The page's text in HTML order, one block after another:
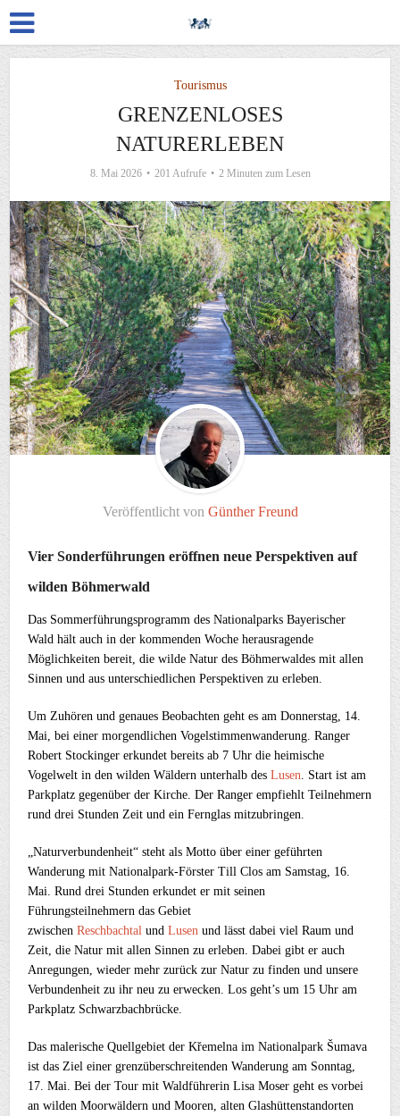
Tourismus
GRENZENLOSES
NATURERLEBEN
8. Mai 2026 201 Aufrufe 2 Minuten zum Lesen
Veröffentlicht von Günther Freund
Vier Sonderführungen eröffnen neue Perspektiven auf
wilden Böhmerwald
Das Sommerführungsprogramm des Nationalparks Bayerischer
Wald hält auch in der kommenden Woche herausragende
Möglichkeiten bereit, die wilde Natur des Böhmerwaldes mit allen
Sinnen und aus unterschiedlichen Perspektiven zu erleben.
Um Zuhören und genaues Beobachten geht es am Donnerstag, 14.
Mai, bei einer morgendlichen Vogelstimmenwanderung. Ranger
Robert Stockinger erkundet bereits ab 7 Uhr die heimische
Vogelwelt in den wilden Wäldern unterhalb desLusen. Start ist am
Parkplatz gegenüber der Kirche. Der Ranger empfiehlt Teilnehmern
rund drei Stunden Zeit und ein Fernglas mitzubringen.
„Naturverbundenheit“ steht als Motto über einer geführten
Wanderung mit Nationalpark-Förster Till Clos am Samstag, 16.
Mai. Rund drei Stunden erkundet er mit seinen
Führungsteilnehmern das Gebiet
zwischenReschbachtal undLusen und lässt dabei viel Raum und
Zeit, die Natur mit allen Sinnen zu erleben. Dabei gibt er auch
Anregungen, wieder mehr zurück zur Natur zu finden und unsere
Verbundenheit zu ihr neu zu erwecken. Los geht’s um 15 Uhr am
Parkplatz Schwarzbachbrücke.
Das malerische Quellgebiet der Křemelna im Nationalpark Šumava
ist das Ziel einer grenzüberschreitenden Wanderung am Sonntag,
17. Mai. Bei der Tour mit Waldführerin Lisa Moser geht es vorbei
an wilden Moorwäldern und Mooren, alten Glashüttenstandorten